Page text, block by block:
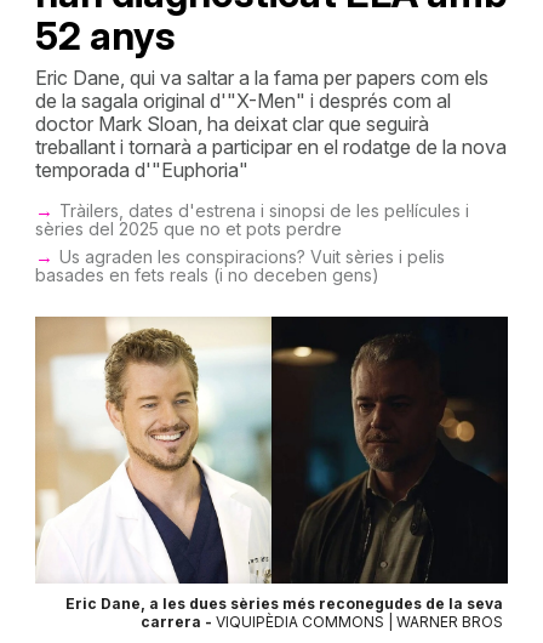
52 anys
Eric Dane, qui va saltar a la fama per papers com els
de la sagala original d'"X-Men" i després com al
doctor Mark Sloan, ha deixat clar que seguirà
treballant i tornarà a participar en el rodatge de la nova
temporada d'"Euphoria"
Tràilers, dates d'estrena i sinopsi de les pel·lícules i
sèries del 2025 que no et pots perdre
Us agraden les conspiracions? Vuit sèries i pelis
basades en fets reals (i no deceben gens)
Eric Dane, a les dues sèries més reconegudes de la seva
carrera - VIQUIPÈDIA COMMONS | WARNER BROS